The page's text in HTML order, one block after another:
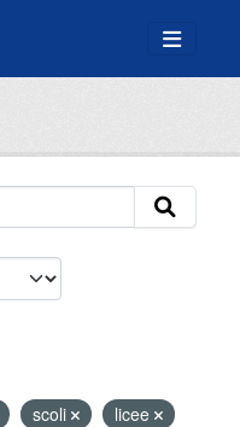
scoli
licee